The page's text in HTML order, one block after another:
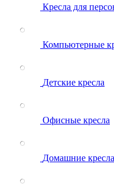
Кресла для
Компьютерные
Детские кресла
Офисные кресла
Домашние кресла